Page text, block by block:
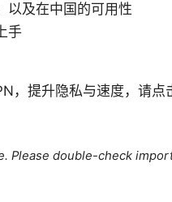
以及在中国的可用性
手
，提升隐私与速度，请点
Please double-check